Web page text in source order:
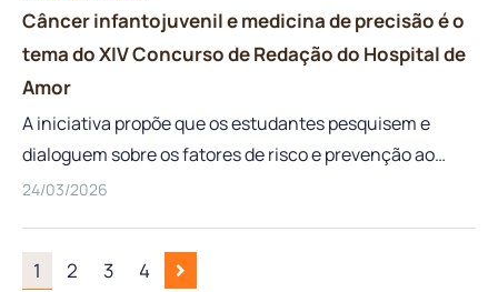
Câncer infantojuvenil e medicina de precisão é o
tema do XIV Concurso de Redação do Hospital de
Amor
A iniciativa propõe que os estudantes pesquisem e
dialoguem sobre os fatores de risco e prevenção ao
câncer A Secretaria da Educação do Estado de São
(NEC) do Instituto de Ensino e Pesquisa (IEP) do
Hospital de Amor anunciam a realização do XIV
24/03/2026
1 2 3 4